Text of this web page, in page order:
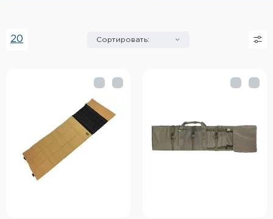
Тюнинг оружия и ЗИП
Высокоточная стрельба
Спортивная стрельба
Пневматика
Сортировать:
20